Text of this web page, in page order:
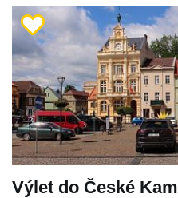
Výlet do České